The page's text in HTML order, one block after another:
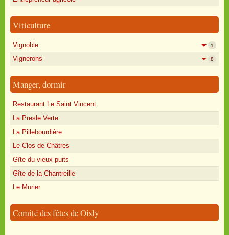
Viticulture
Vignoble 1
Vignerons 8
Manger, dormir
Restaurant Le Saint Vincent
La Presle Verte
La Pillebourdière
Le Clos de Châtres
Gîte du vieux puits
Gîte de la Chantreille
Le Murier
Comité des fêtes de Oisly